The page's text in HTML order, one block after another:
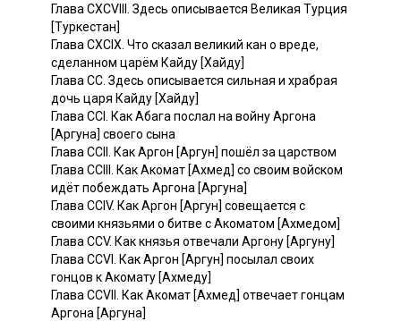
Глава CXCVIII. Здесь описывается Великая Турция
[Туркестан]
Глава CXCIX. Что сказал великий кан о вреде,
сделанном царём Кайду [Хайду]
Глава СС. Здесь описывается сильная и храбрая
дочь царя Кайду [Хайду]
Глава ССI. Как Абага послал на войну Аргона
[Аргуна] своего сына
Глава ССII. Как Аргон [Аргун] пошёл за царством
Глава CCIII. Как Акомат [Ахмед] со своим войском
идёт побеждать Аргона [Аргуна]
Глава CCIV. Как Аргон [Аргун] совещается с
своими князьями о битве с Акоматом [Ахмедом]
Глава CCV. Как князья отвечали Аргону [Аргуну]
Глава CCVI. Как Аргон [Аргун] посылал своих
гонцов к Акомату [Ахмеду]
Глава CCVII. Как Акомат [Ахмед] отвечает гонцам
Аргона [Аргуна]